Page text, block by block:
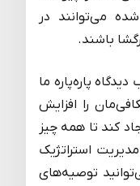
می‌توانند در
باشند.
پاره‌پاره ما
را افزایش
کند تا همه چیز
استراتژیک
توصیه‌های